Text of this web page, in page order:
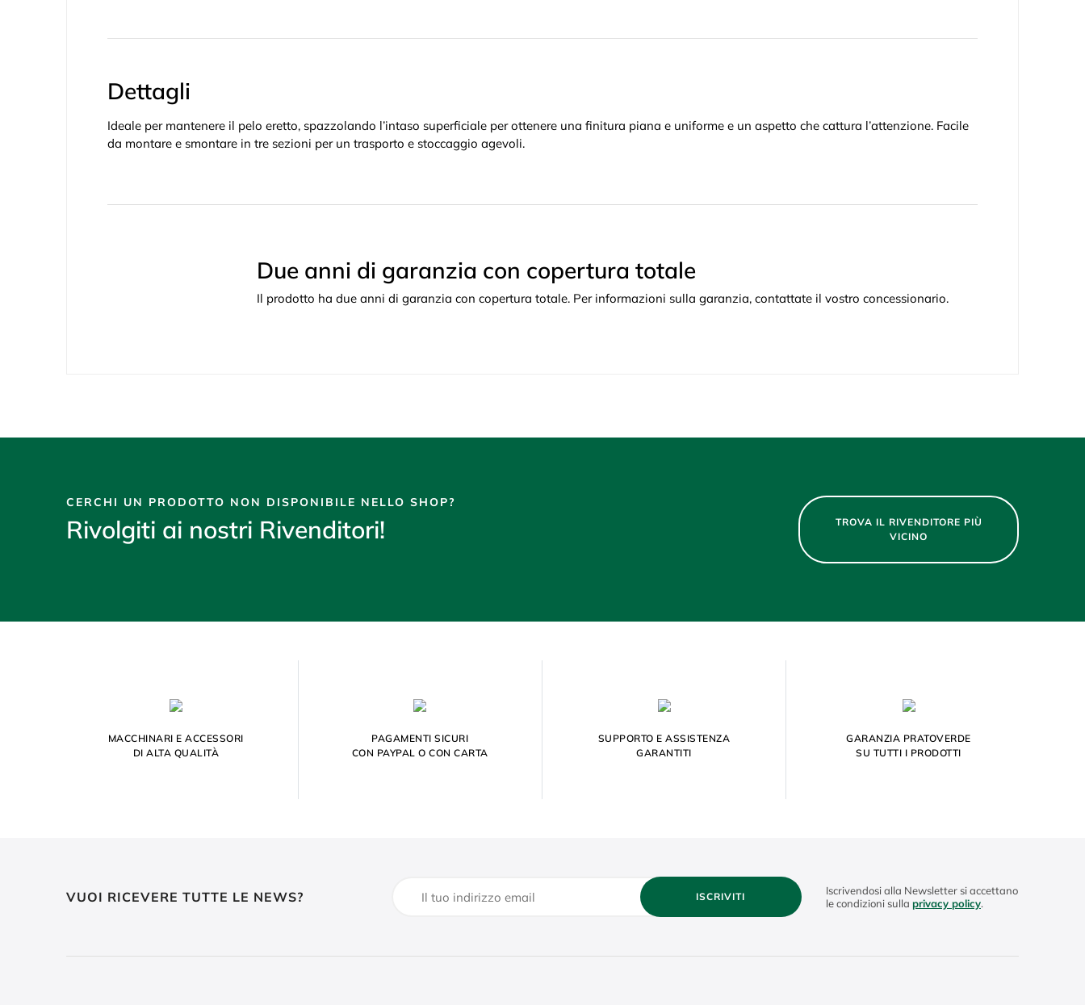
Dettagli
Ideale per mantenere il pelo eretto, spazzolando l’intaso superficiale per ottenere una finitura piana e uniforme e un aspetto che cattura l’attenzione. Facile
da montare e smontare in tre sezioni per un trasporto e stoccaggio agevoli.
Due anni di garanzia con copertura totale
Il prodotto ha due anni di garanzia con copertura totale. Per informazioni sulla garanzia, contattate il vostro concessionario.
CERCHI UN PRODOTTO NON DISPONIBILE NELLO SHOP?
Rivolgiti ai nostri Rivenditori!
TROVA IL RIVENDITORE PIÙ
VICINO
MACCHINARI E ACCESSORI
DI ALTA QUALITÀ
PAGAMENTI SICURI
CON PAYPAL O CON CARTA
SUPPORTO E ASSISTENZA
GARANTITI
GARANZIA PRATOVERDE
SU TUTTI I PRODOTTI
VUOI RICEVERE TUTTE LE NEWS? ISCRIVITI
Iscrivendosi alla Newsletter si accettano
le condizioni sulla privacy policy.